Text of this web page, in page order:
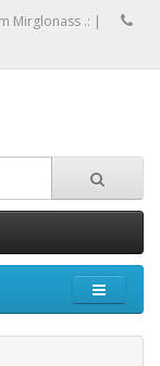
Mirglonass .: |